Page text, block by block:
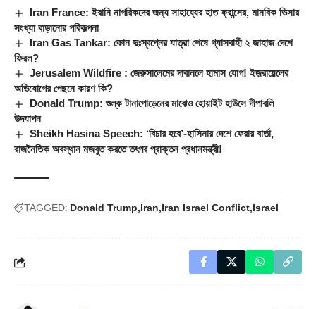
Iran France: ইরানি নাগরিকদের জন্য সাহায্যের হাত ফ্রান্সের, মানবিক ভিসার
সংখ্যা বাড়ানোর পরিকল্পনা
Iran Gas Tankar: কোন দুঃস্বপ্নের যাত্রা শেষে গ্যাসবাহী ২ জাহাজ দেশে
ফিরল?
Jerusalem Wildfire : জেরুসালেমের দাবানলে হামাস যোগ! ইজ়রায়েলের
অভিযোগের পেছনে কারণ কি?
Donald Trump: শুল্ক টানাপোড়েনের মাঝেও হোয়াইট হাউসে দীপাবলি
উদযাপন
Sheikh Hasina Speech: ‘বিচার হবে’-হাসিনার দেশে ফেরার বার্তা,
রাজনৈতিক অবস্থান মজবুত করতে তৎপর প্রাক্তন প্রধানমন্ত্রী!
TAGGED: Donald Trump Iran Iran Israel Conflict Israel